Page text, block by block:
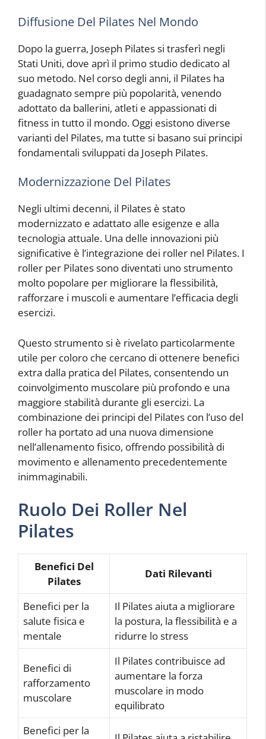
Diffusione Del Pilates Nel Mondo
Dopo la guerra, Joseph Pilates si trasferì negli
Stati Uniti, dove aprì il primo studio dedicato al
suo metodo. Nel corso degli anni, il Pilates ha
guadagnato sempre più popolarità, venendo
adottato da ballerini, atleti e appassionati di
fitness in tutto il mondo. Oggi esistono diverse
varianti del Pilates, ma tutte si basano sui principi
fondamentali sviluppati da Joseph Pilates.
Modernizzazione Del Pilates
Negli ultimi decenni, il Pilates è stato
modernizzato e adattato alle esigenze e alla
tecnologia attuale. Una delle innovazioni più
significative è l’integrazione dei roller nel Pilates. I
roller per Pilates sono diventati uno strumento
molto popolare per migliorare la flessibilità,
rafforzare i muscoli e aumentare l’efficacia degli
esercizi.
Questo strumento si è rivelato particolarmente
utile per coloro che cercano di ottenere benefici
extra dalla pratica del Pilates, consentendo un
coinvolgimento muscolare più profondo e una
maggiore stabilità durante gli esercizi. La
combinazione dei principi del Pilates con l’uso del
roller ha portato ad una nuova dimensione
nell’allenamento fisico, offrendo possibilità di
movimento e allenamento precedentemente
inimmaginabili.
Ruolo Dei Roller Nel
Pilates
Benefici Del
Pilates
Dati Rilevanti
Benefici per la
salute fisica e
mentale
Il Pilates aiuta a migliorare
la postura, la flessibilità e a
ridurre lo stress
Benefici di
rafforzamento
muscolare
Il Pilates contribuisce ad
aumentare la forza
muscolare in modo
equilibrato
Benefici per la